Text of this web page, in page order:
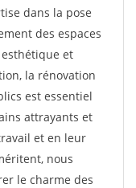
dans la pose
des espaces
et
la rénovation
est essentiel
attrayants et
et en leur
nous
le charme des